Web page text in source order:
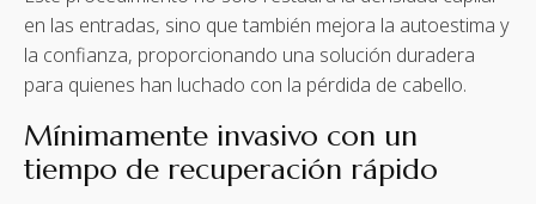
en las entradas, sino que también mejora la autoestima y
la confianza, proporcionando una solución duradera
para quienes han luchado con la pérdida de cabello.
Mínimamente invasivo con un
tiempo de recuperación rápido